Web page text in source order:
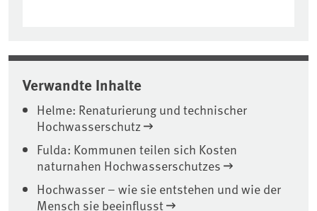
Verwandte Inhalte
Helme: Renaturierung und technischer
Hochwasserschutz
Fulda: Kommunen teilen sich Kosten
naturnahen Hochwasserschutzes
Hochwasser – wie sie entstehen und wie der
Mensch sie beeinflusst